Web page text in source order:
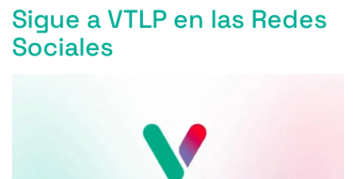
Sigue a VTLP en las Redes
Sociales